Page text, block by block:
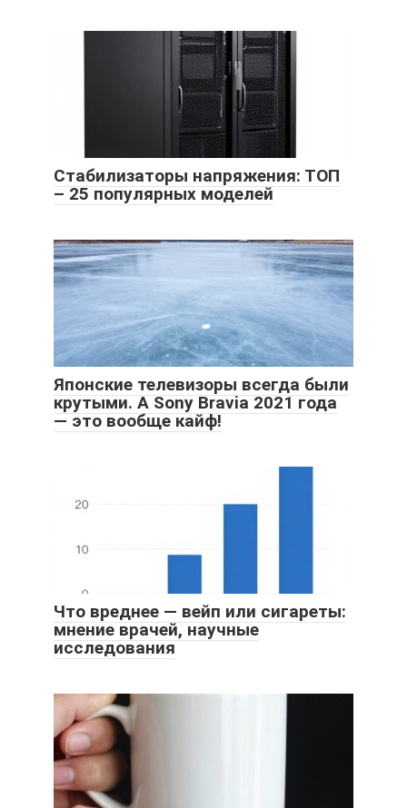
Стабилизаторы напряжения: ТОП
– 25 популярных моделей
Японские телевизоры всегда были
крутыми. А Sony Bravia 2021 года
— это вообще кайф!
Что вреднее — вейп или сигареты:
мнение врачей, научные
исследования